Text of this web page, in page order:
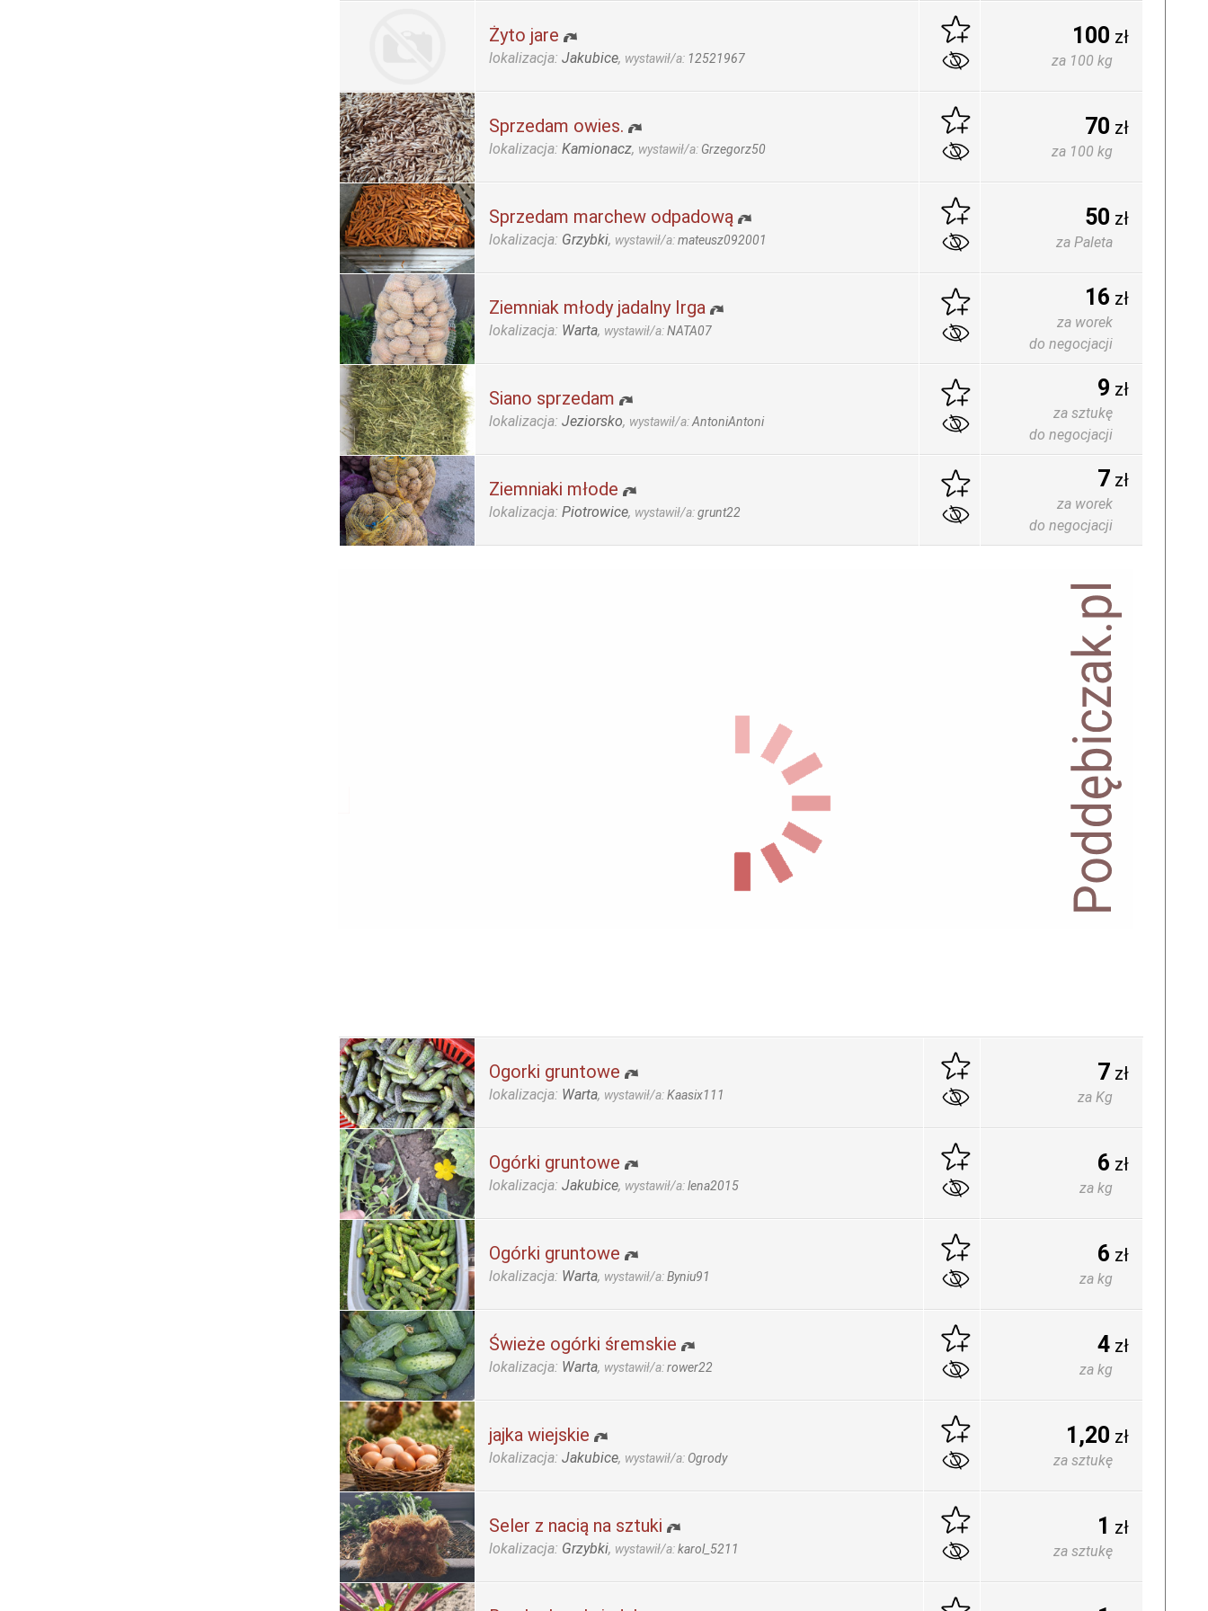
Żyto jare
lokalizacja: Jakubice, wystawił/a: 12521967
100 zł
za 100 kg
Sprzedam owies.
lokalizacja: Kamionacz, wystawił/a: Grzegorz50
70 zł
za 100 kg
Sprzedam marchew odpadową
lokalizacja: Grzybki, wystawił/a:mateusz092001
50 zł
za Paleta
Ziemniak młody jadalny Irga
lokalizacja: Warta, wystawił/a:NATA07
16 zł
za worek
do negocjacji
Siano sprzedam
lokalizacja: Jeziorsko, wystawił/a:AntoniAntoni
9 zł
za sztukę
do negocjacji
Ziemniaki młode
lokalizacja: Piotrowice, wystawił/a:grunt22
7 zł
za worek
do negocjacji
Ogorki gruntowe
lokalizacja: Warta, wystawił/a:Kaasix111
7 zł
za Kg
Ogórki gruntowe
lokalizacja: Jakubice, wystawił/a:lena2015
6 zł
za kg
Ogórki gruntowe
lokalizacja: Warta, wystawił/a:Byniu91
6 zł
za kg
Świeże ogórki śremskie
lokalizacja: Warta, wystawił/a:rower22
4 zł
za kg
jajka wiejskie
lokalizacja: Jakubice, wystawił/a: Ogrody
1,20 zł
za sztukę
Seler z nacią na sztuki
lokalizacja: Grzybki, wystawił/a:karol_5211
1 zł
za sztukę